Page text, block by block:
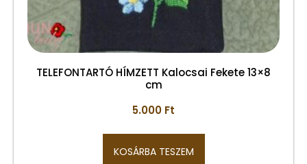
TELEFONTARTÓ HÍMZETT Kalocsai Fekete 13×8
cm
5.000 Ft
KOSÁRBA TESZEM